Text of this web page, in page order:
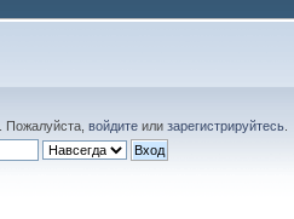
. Пожалуйста, войдите или зарегистрируйтесь